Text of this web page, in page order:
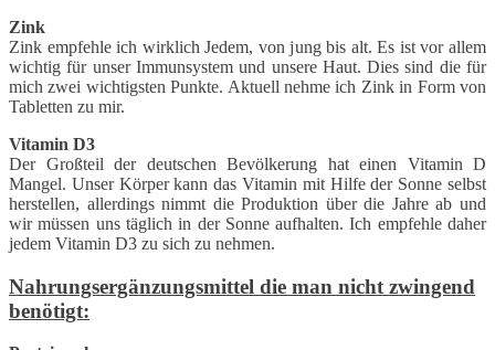
Zink
Zink empfehle ich wirklich Jedem, von jung bis alt. Es ist vor allem
wichtig für unser Immunsystem und unsere Haut. Dies sind die für
mich zwei wichtigsten Punkte. Aktuell nehme ich Zink in Form von
Tabletten zu mir.
Vitamin D3
Der Großteil der deutschen Bevölkerung hat einen Vitamin D
Mangel. Unser Körper kann das Vitamin mit Hilfe der Sonne selbst
herstellen, allerdings nimmt die Produktion über die Jahre ab und
wir müssen uns täglich in der Sonne aufhalten. Ich empfehle daher
jedem Vitamin D3 zu sich zu nehmen.
Nahrungsergänzungsmittel die man nicht zwingend
benötigt: